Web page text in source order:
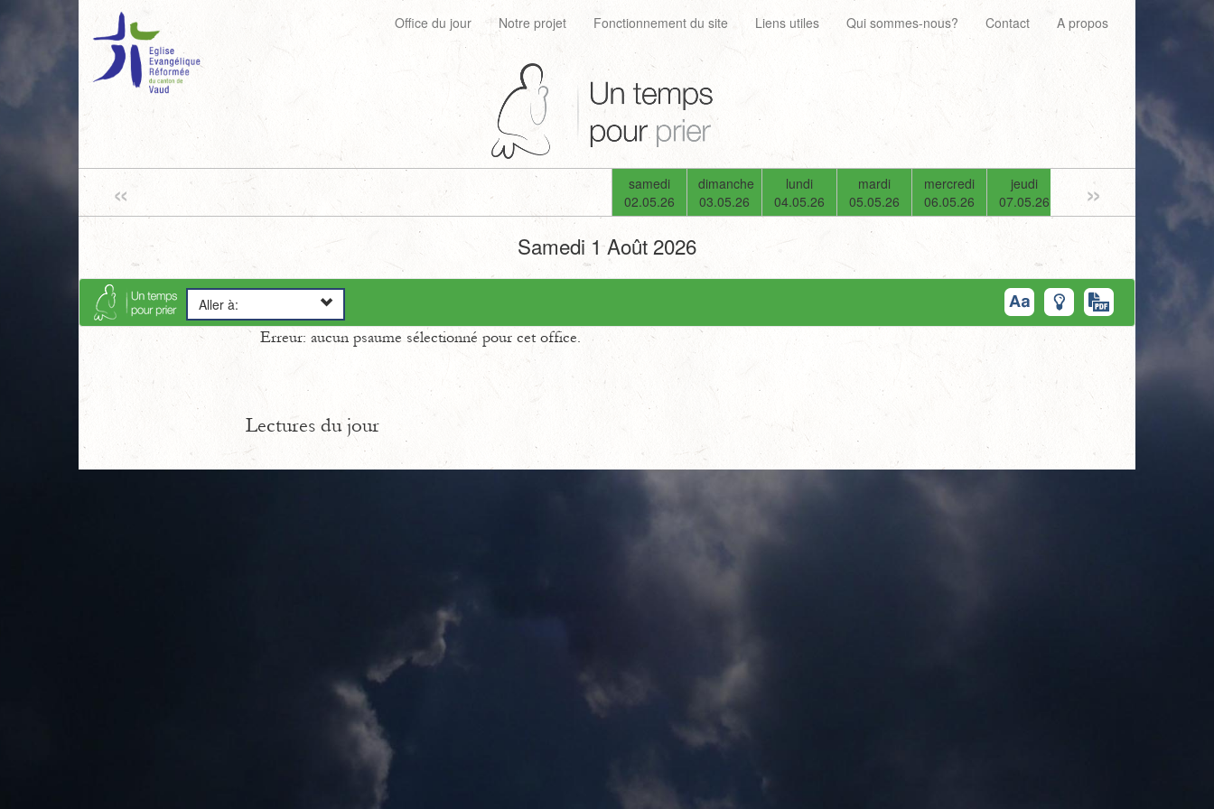
Office du jour Notre projet Fonctionnement du site Liens utiles Qui sommes-nous? Contact A propos
«
samedi
02.05.26
dimanche
03.05.26
lundi
04.05.26
mardi
05.05.26
mercredi
06.05.26
jeudi
07.05.26
08.05.26
»
Samedi 1 Août 2026
Aller à:
Erreur: aucun psaume sélectionné pour cet office.
Lectures du jour